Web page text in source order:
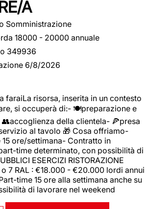
A
Somministrazione
18000 - 20000 annuale
349936
6/8/2026
faraiLa risorsa, inserita in un contesto
si occuperà di:- 🍽️preparazione e
della clientela- 🍕presa
al tavolo 🎁 Cosa offriamo-
ore/settimana- Contratto in
time determinato, con possibilità di
ESERCIZI RISTORAZIONE
7 RAL : €18.000 - €20.000 lordi annui
time 15 ore alla settimana anche su
di lavorare nel weekend